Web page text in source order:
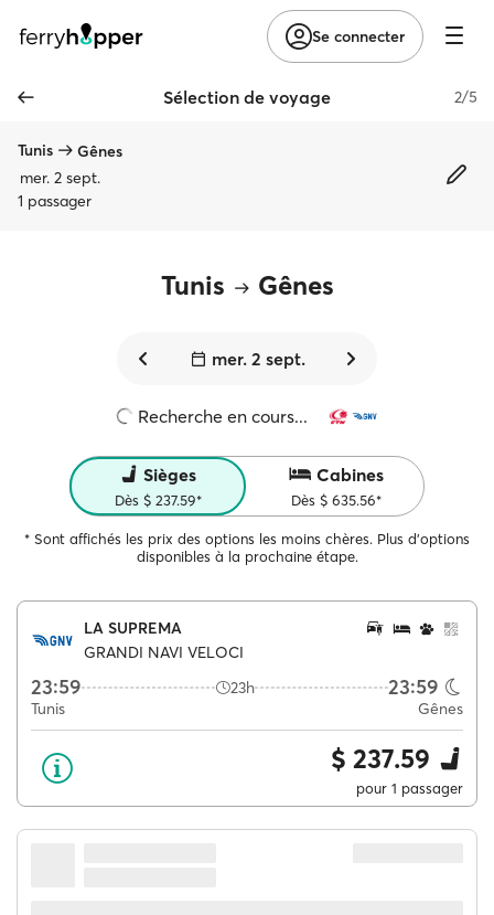
Se connecter
Sélection de voyage 2/5
Tunis
Gênes
mer. 2 sept.
1 passager
Tunis Gênes
mer. 2 sept.
Recherche en cours...
Sièges
Dès $ 237.59*
Cabines
Dès $ 635.56*
* Sont affichés les prix des options les moins chères. Plus d'options
disponibles à la prochaine étape.
LA SUPREMA
GRANDI NAVI VELOCI
23:59 23h 23:59
Tunis Gênes
$ 237.59
pour 1 passager